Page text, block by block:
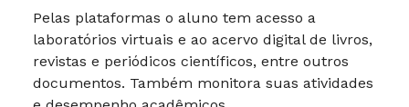
Pelas plataformas o aluno tem acesso a
laboratórios virtuais e ao acervo digital de livros,
revistas e periódicos científicos, entre outros
documentos. Também monitora suas atividades